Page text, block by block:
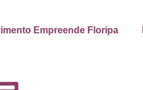
Empreende Floripa